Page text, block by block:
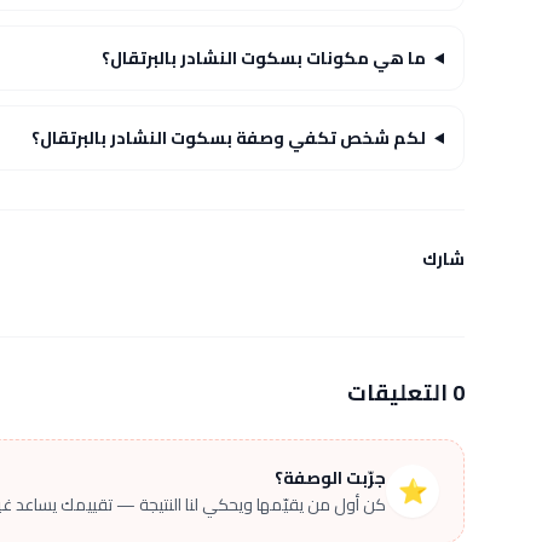
ما هي مكونات بسكوت النشادر بالبرتقال؟
لكم شخص تكفي وصفة بسكوت النشادر بالبرتقال؟
شارك
0 التعليقات
⭐ جرّبت الوصفة؟
كن أول من يقيّمها ويحكي لنا النتيجة — تقييمك يساعد